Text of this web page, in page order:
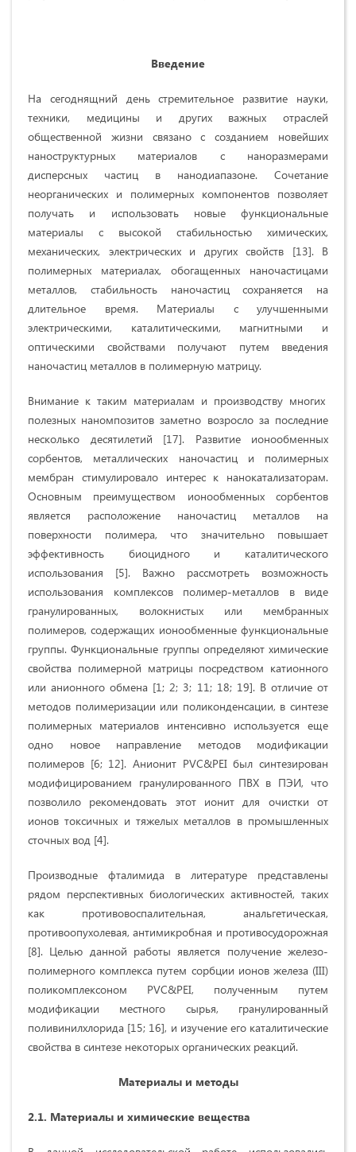
Введение
На сегоднящний день стремительное развитие науки,
техники, медицины и других важных отраслей
общественной жизни связано с созданием новейших
наноструктурных материалов с наноразмерами
дисперсных частиц в нанодиапазоне. Сочетание
неорганических и полимерных компонентов позволяет
получать и использовать новые функциональные
материалы с высокой стабильностью химических,
механических, электрических и других свойств [13]. В
полимерных материалах, обогащенных наночастицами
металлов, стабильность наночастиц сохраняется на
длительное время. Материалы с улучшенными
электрическими, каталитическими, магнитными и
оптическими свойствами получают путем введения
наночастиц металлов в полимерную матрицу.
Внимание к таким материалам и производству многих
полезных наномпозитов заметно возросло за последние
несколько десятилетий [17]. Развитие ионообменных
сорбентов, металлических наночастиц и полимерных
мембран стимулировало интерес к нанокатализаторам.
Основным преимуществом ионообменных сорбентов
является расположение наночастиц металлов на
поверхности полимера, что значительно повышает
эффективность биоцидного и каталитического
использования [5]. Важно рассмотреть возможность
использования комплексов полимер-металлов в виде
гранулированных, волокнистых или мембранных
полимеров, содержащих ионообменные функциональные
группы. Функциональные группы определяют химические
свойства полимерной матрицы посредством катионного
или анионного обмена [1; 2; 3; 11; 18; 19]. В отличие от
методов полимеризации или поликонденсации, в синтезе
полимерных материалов интенсивно используется еще
одно новое направление методов модификации
полимеров [6; 12]. Анионит PVC&PEI был синтезирован
модифицированием гранулированного ПВХ в ПЭИ, что
позволило рекомендовать этот ионит для очистки от
ионов токсичных и тяжелых металлов в промышленных
сточных вод [4].
Производные фталимида в литературе представлены
рядом перспективных биологических активностей, таких
как противовоспалительная, анальгетическая,
противоопухолевая, антимикробная и противосудорожная
[8]. Целью данной работы является получение железо-
полимерного комплекса путем сорбции ионов железа (III)
поликомплексоном PVC&PEI, полученным путем
модификации местного сырья, гранулированный
поливинилхлорида [15; 16], и изучение его каталитические
свойства в синтезе некоторых органических реакций.
Материалы и методы
2.1. Материалы и химические вещества